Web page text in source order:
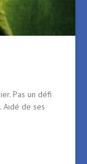
Pas un défi
Aidé de ses